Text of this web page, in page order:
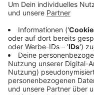
gemeinnützige
unterstützt Kinder in
richtig einzuschätzen
Anzeige
Kinder werden